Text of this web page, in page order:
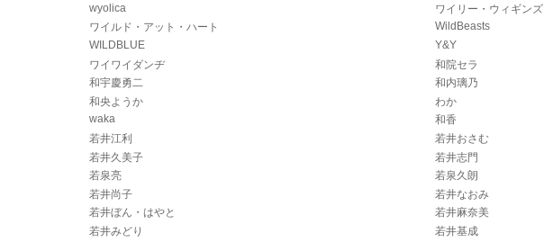
wyolica
ワイリー・ウィギンズ
ワイルド・アット・ハート
WildBeasts
WILDBLUE
Y&Y
ワイワイダンヂ
和院セラ
和宇慶勇二
和内璃乃
和央ようか
わか
waka
和香
若井江利
若井おさむ
若井久美子
若井志門
若泉亮
若泉久朗
若井尚子
若井なおみ
若井ぼん・はやと
若井麻奈美
若井みどり
若井基成